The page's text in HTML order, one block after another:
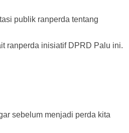
publik ranperda tentang
ranperda inisiatif DPRD Palu ini.
sebelum menjadi perda kita